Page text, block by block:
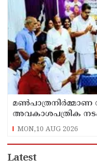
അവകാശപത്രിക
മൺപാത്രനിർമ്മാണ
MON,10 AUG 2026
Latest